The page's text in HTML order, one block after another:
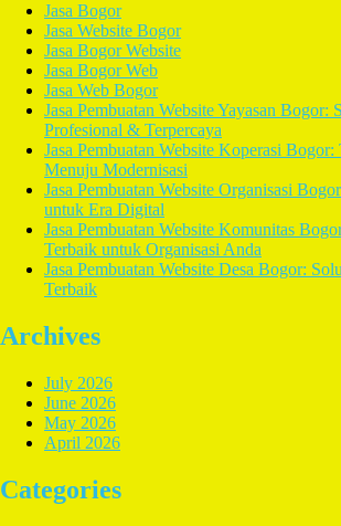
Jasa Bogor
Jasa Website Bogor
Jasa Bogor Website
Jasa Bogor Web
Jasa Web Bogor
Jasa Pembuatan Website Yayasan Bogor:
Profesional & Terpercaya
Jasa Pembuatan Website Koperasi
Menuju Modernisasi
Jasa Pembuatan Website Organisasi
untuk Era Digital
Jasa Pembuatan Website Komunitas
Terbaik untuk Organisasi Anda
Jasa Pembuatan Website Desa Bogor:
Terbaik
Archives
July 2026
June 2026
May 2026
April 2026
Categories